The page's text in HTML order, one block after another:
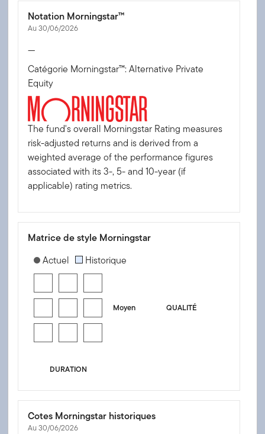
Notation Morningstar™
Au 30/06/2026
—
Catégorie Morningstar™: Alternative Private
Equity
The fund's overall Morningstar Rating measures
risk-adjusted returns and is derived from a
weighted average of the performance figures
associated with its 3-, 5- and 10-year (if
applicable) rating metrics.
Matrice de style Morningstar
[products.morningstar-stylebox-title-sr-fixed]
Actuel Historique
QUALITÉ
Moyen
DURATION
Cotes Morningstar historiques
Au 30/06/2026